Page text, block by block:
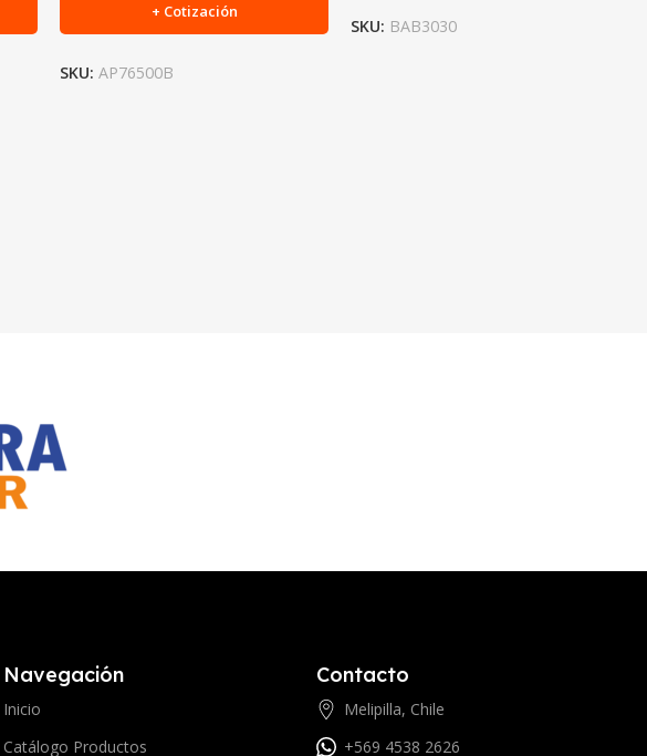
+ Cotización
SKU:AP76500B
SKU: BAB3030
Navegación
Inicio
Catálogo Productos
Contacto
Melipilla, Chile
+569 4538 2626